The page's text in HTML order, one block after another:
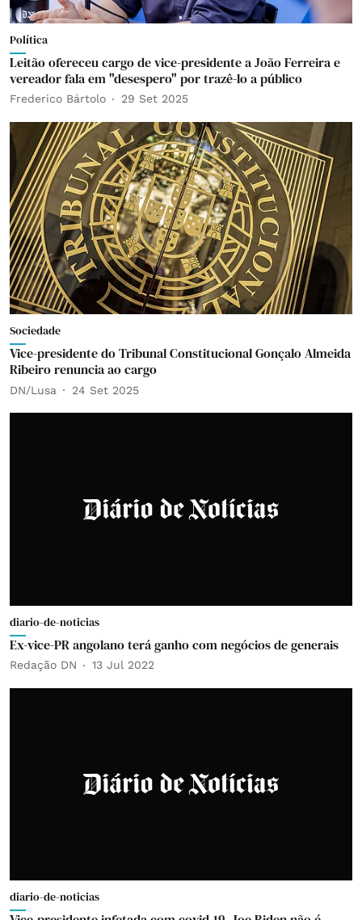
Política
Leitão ofereceu cargo de vice-presidente a João Ferreira e
vereador fala em "desespero" por trazê-lo a público
Frederico Bártolo 29 Set 2025
Sociedade
Vice-presidente do Tribunal Constitucional Gonçalo Almeida
Ribeiro renuncia ao cargo
DN/Lusa 24 Set 2025
diario-de-noticias
Ex-vice-PR angolano terá ganho com negócios de generais
Redação DN 13 Jul 2022
diario-de-noticias